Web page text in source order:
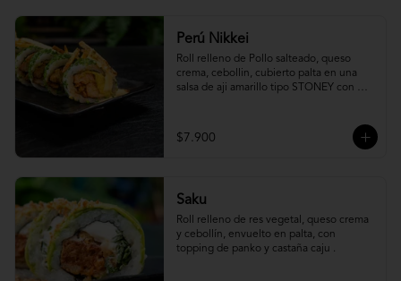
Perú Nikkei
Roll relleno de Pollo salteado, queso
crema, cebollin, cubierto palta en una
salsa de aji amarillo tipo STONEY con
$7.900
Saku
Roll relleno de res vegetal, queso crema
y cebollín, envuelto en palta, con
topping de panko y castaña caju .